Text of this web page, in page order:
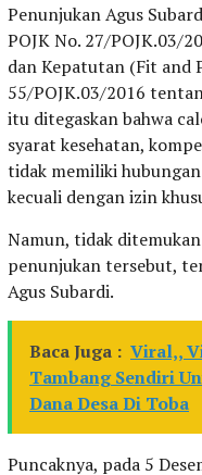
Penunjukan Agus
POJK No. 27/POJK.03/
dan Kepatutan (Fit and
55/POJK.03/2016
itu ditegaskan bahwa
syarat kesehatan,
tidak memiliki
kecuali dengan izin
Namun, tidak
penunjukan tersebut,
Agus Subardi.
Baca Juga : Viral,,
Tambang Sendiri
Dana Desa Di Toba
Puncaknya, pada 5